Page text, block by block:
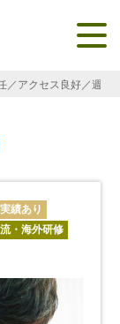
／アクセス良好／週
績あり
・海外研修